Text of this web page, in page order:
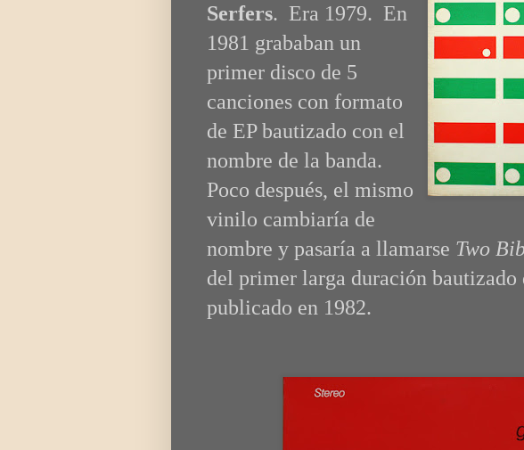
Serfers. Era 1979. En
1981 grababan un
primer disco de 5
canciones con formato
de EP bautizado con el
nombre de la banda.
Poco después, el mismo
vinilo cambiaría de
nombre y pasaría a llamarse Two
del primer larga duración
publicado en 1982.